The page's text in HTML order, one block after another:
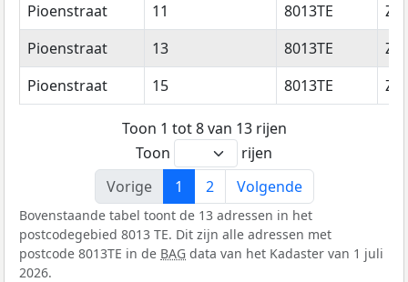
Pioenstraat
11 8013TE
Pioenstraat
13 8013TE
Pioenstraat
15 8013TE
Toon 1 tot 8 van 13 rijen
Toon
rijen
Vorige
1 2 Volgende
Bovenstaande tabel toont de 13 adressen in het
postcodegebied 8013 TE. Dit zijn alle adressen met
postcode 8013TE in de BAG data van het Kadaster van 1 juli
2026.